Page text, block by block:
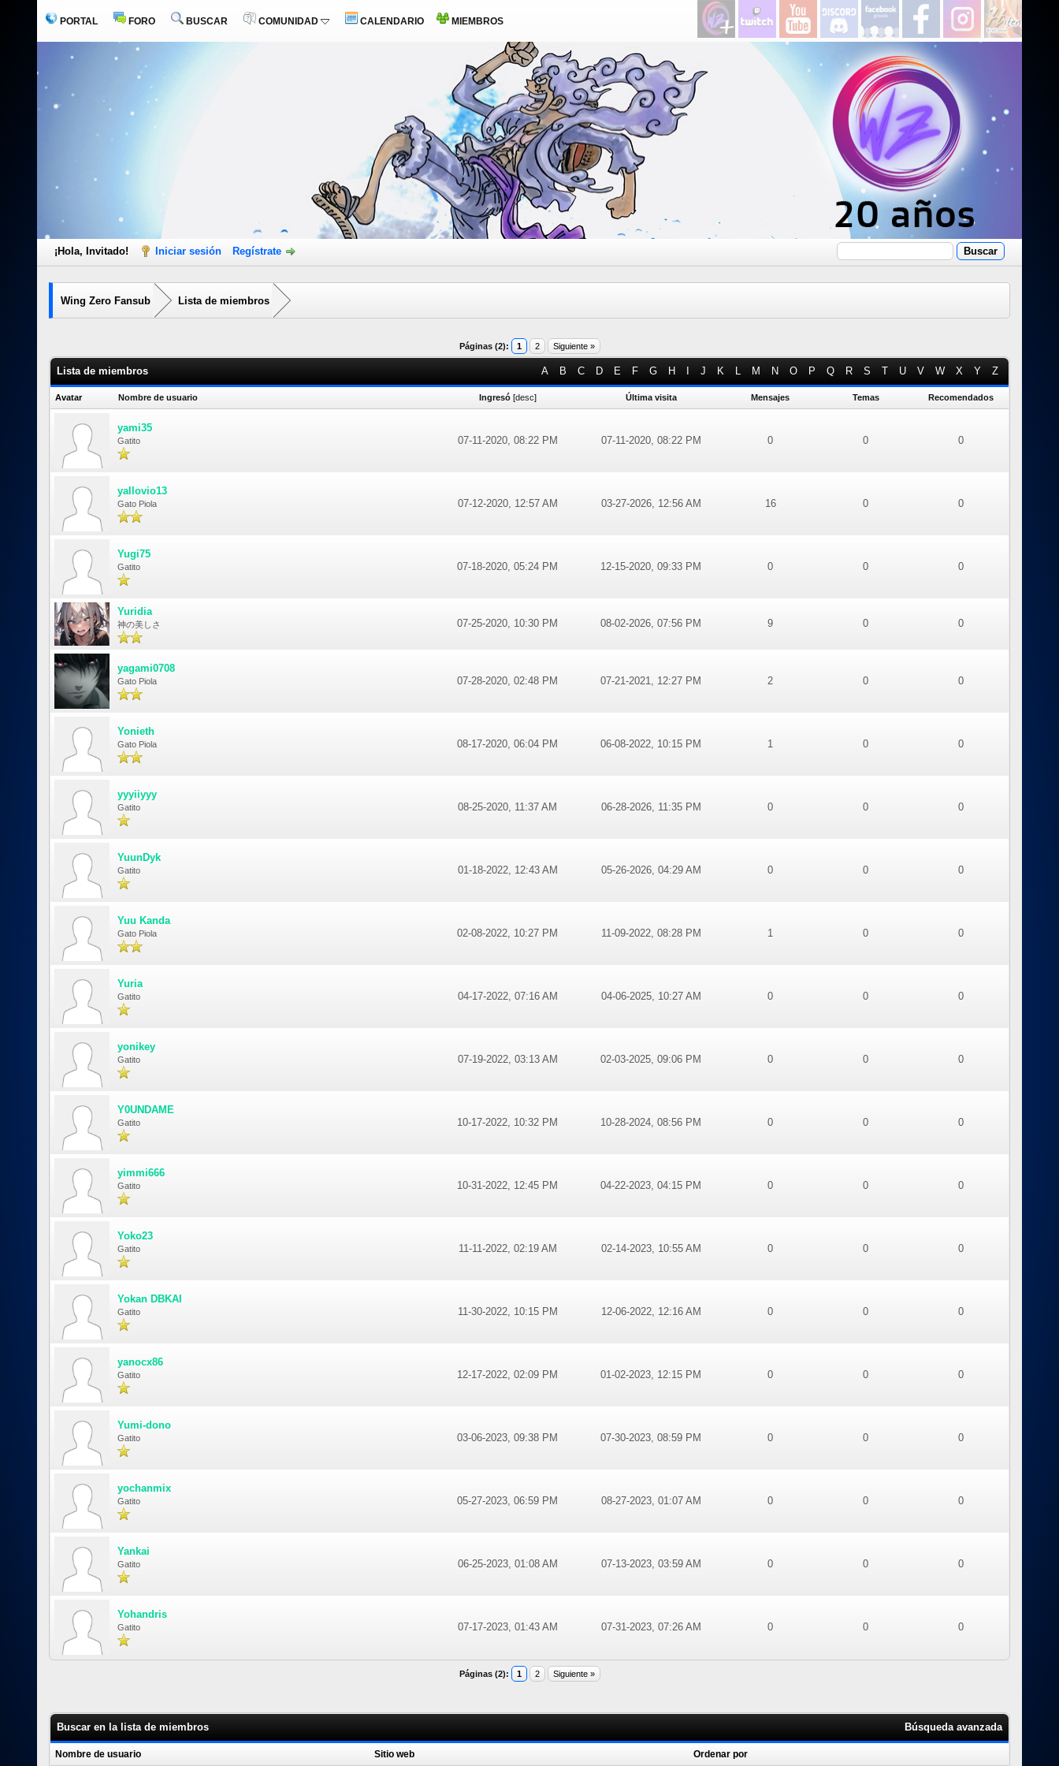
PORTAL FORO BUSCAR COMUNIDAD CALENDARIO MIEMBROS
¡Hola, Invitado! Iniciar sesión Regístrate
Wing Zero Fansub Lista de miembros
Páginas (2): 1 2 Siguiente »
A B C D E F G H J K L M N O P Q R S T U V W X Y Z
Lista de miembros
Avatar Nombre de usuario Ingresó [desc] Última visita Mensajes Temas Recomendados
yami35
Gatito 07-11-2020, 08:22 PM 07-11-2020, 08:22 PM 0 0 0
yallovio13
Gato Piola 07-12-2020, 12:57 AM 03-27-2026, 12:56 AM 16 0 0
Yugi75
Gatito 07-18-2020, 05:24 PM 12-15-2020, 09:33 PM 0 0 0
Yuridia
神の美しさ 07-25-2020, 10:30 PM 08-02-2026, 07:56 PM 9 0 0
yagami0708
Gato Piola 07-28-2020, 02:48 PM 07-21-2021, 12:27 PM 2 0 0
Yonieth
Gato Piola 08-17-2020, 06:04 PM 06-08-2022, 10:15 PM 1 0 0
yyyiiyyy
Gatito 08-25-2020, 11:37 AM 06-28-2026, 11:35 PM 0 0 0
YuunDyk
Gatito 01-18-2022, 12:43 AM 05-26-2026, 04:29 AM 0 0 0
Yuu Kanda
Gato Piola 02-08-2022, 10:27 PM 11-09-2022, 08:28 PM 1 0 0
Yuria
Gatito 04-17-2022, 07:16 AM 04-06-2025, 10:27 AM 0 0 0
yonikey
Gatito 07-19-2022, 03:13 AM 02-03-2025, 09:06 PM 0 0 0
Y0UNDAME
Gatito 10-17-2022, 10:32 PM 10-28-2024, 08:56 PM 0 0 0
yimmi666
Gatito 10-31-2022, 12:45 PM 04-22-2023, 04:15 PM 0 0 0
Yoko23
Gatito 11-11-2022, 02:19 AM 02-14-2023, 10:55 AM 0 0 0
Yokan DBKAI
Gatito 11-30-2022, 10:15 PM 12-06-2022, 12:16 AM 0 0 0
yanocx86
Gatito 12-17-2022, 02:09 PM 01-02-2023, 12:15 PM 0 0 0
Yumi-dono
Gatito 03-06-2023, 09:38 PM 07-30-2023, 08:59 PM 0 0 0
yochanmix
Gatito 05-27-2023, 06:59 PM 08-27-2023, 01:07 AM 0 0 0
Yankai
Gatito 06-25-2023, 01:08 AM 07-13-2023, 03:59 AM 0 0 0
Yohandris
Gatito 07-17-2023, 01:43 AM 07-31-2023, 07:26 AM 0 0 0
Páginas (2): 1 2 Siguiente »
Búsqueda avanzada
Buscar en la lista de miembros
Nombre de usuario Sitio web Ordenar por